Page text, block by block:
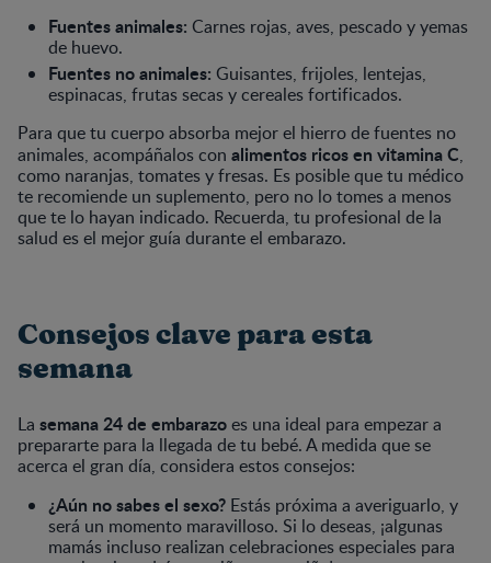
Fuentes animales: Carnes rojas, aves, pescado y yemas
de huevo.
Fuentes no animales: Guisantes, frijoles, lentejas,
espinacas, frutas secas y cereales fortificados.
Para que tu cuerpo absorba mejor el hierro de fuentes no
animales, acompáñalos con alimentos ricos en vitamina C,
como naranjas, tomates y fresas. Es posible que tu médico
te recomiende un suplemento, pero no lo tomes a menos
que te lo hayan indicado. Recuerda, tu profesional de la
salud es el mejor guía durante el embarazo.
Consejos clave para esta
semana
La semana 24 de embarazoes una ideal para empezar a
prepararte para la llegada de tu bebé. A medida que se
acerca el gran día, considera estos consejos:
¿Aún no sabes el sexo? Estás próxima a averiguarlo, y
será un momento maravilloso. Si lo deseas, ¡algunas
mamás incluso realizan celebraciones especiales para